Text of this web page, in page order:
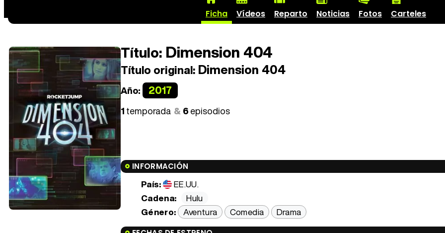
Ficha Vídeos Reparto Noticias Fotos Carteles
Título: Dimension 404
Título original: Dimension 404
Año: 2017
1temporada 6episodios
INFORMACIÓN
País:
EE.UU.
Cadena:
Hulu
Género: Aventura Comedia Drama